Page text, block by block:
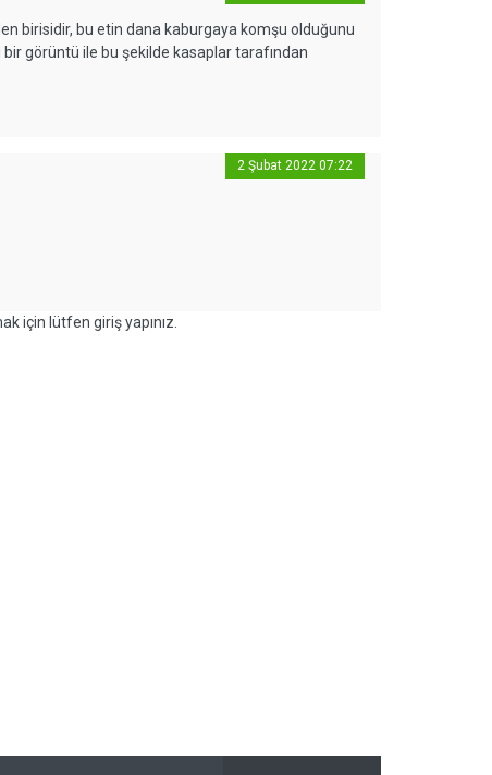
birisidir, bu etin dana kaburgaya komşu olduğunu
görüntü ile bu şekilde kasaplar tarafından
2 Şubat 2022 07:22
için lütfen giriş yapınız.